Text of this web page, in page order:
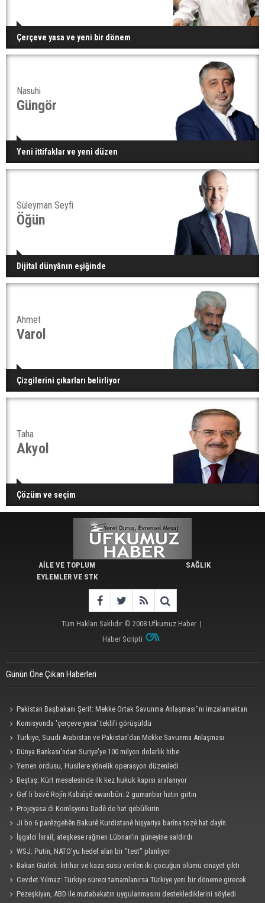
Çerçeve yasa ve yeni bir dönem
Nasuhi
Güngör
Yeni ittifaklar ve yeni düzen
Süleyman Seyfi
Öğün
Dijital dünyânın eşiğinde
Ahmet
Varol
Çizgilerini çıkarları belirliyor
Taha
Akyol
Çözüm ve seçim
AİLE VE TOPLUM
EYLEMLER VE STK
SAĞLIK
Tüm Hakları Saklıdır © 2008 Ufkumuz Haber |
Haber Scripti
Günün Öne Çıkan Haberleri
Pakistan Başbakanı Şerif: Mekke Ortak Savunma Anlaşması"nı imzalamaktan
onur duyuyorum
Komisyonda 'çerçeve yasa' teklifi görüşüldü
Türkiye, Suudi Arabistan ve Pakistan'dan Mekke Savunma Anlaşması
Dünya Bankası'ndan Suriye'ye 100 milyon dolarlık hibe
Yemen ordusu, Husilere yönelik operasyon düzenledi
Beştaş: Kürt meselesinde ilk kez hukuk kapısı aralanıyor
Gef li bavê Rojîn Kabaîşê xwaribûn: 2 gumanbar hatin girtin
Projeyasa di Komîsyona Dadê de hat qebûlkirin
Ji bo 6 parêzgehên Bakurê Kurdistanê hişyariya barîna tozê hat dayîn
İşgalci İsrail, ateşkese rağmen Lübnan'ın güneyine saldırdı
WSJ: Putin, NATO'yu hedef alan bir "test" planlıyor
Bakan Gürlek: İntihar ve kaza süsü verilen iki çocuğun ölümü cinayet çıktı
Cevdet Yılmaz: Türkiye süreci tamamlanırsa Türkiye yeni bir döneme girecek
Pezeşkiyan, ABD ile mutabakatın uygulanmasını desteklediklerini söyledi